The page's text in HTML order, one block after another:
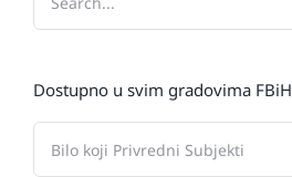
Dostupno u svim gradovima FBiH